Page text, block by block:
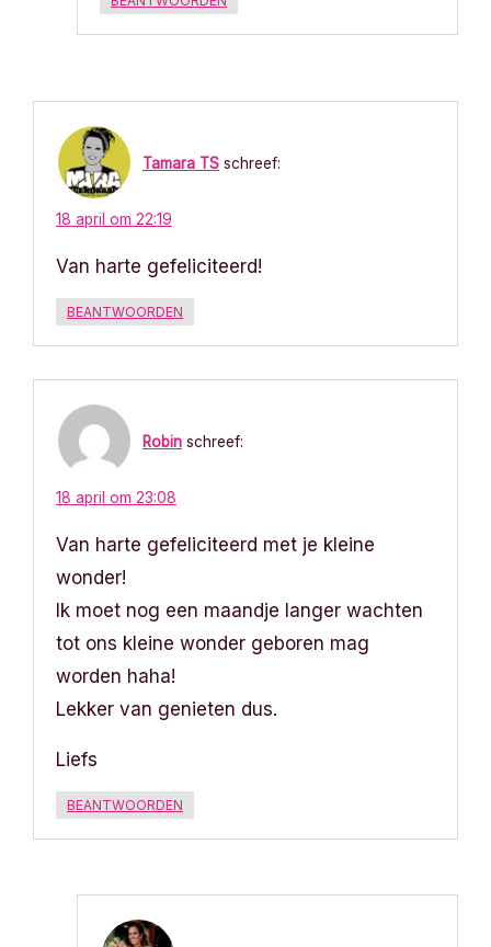
Tamara TS schreef:
18 april om 22:19
Van harte gefeliciteerd!
BEANTWOORDEN
Robin schreef:
18 april om 23:08
Van harte gefeliciteerd met je kleine
wonder!
Ik moet nog een maandje langer wachten
tot ons kleine wonder geboren mag
worden haha!
Lekker van genieten dus.
Liefs
BEANTWOORDEN